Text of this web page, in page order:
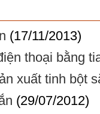
(17/11/2013)
thoại bằng
xuất tinh bột
(29/07/2012)